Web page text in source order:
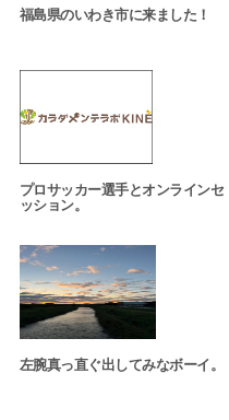
福島県のいわき市に来ました！
プロサッカー選手とオンラインセ
ッション。
左腕真っ直ぐ出してみなボーイ。